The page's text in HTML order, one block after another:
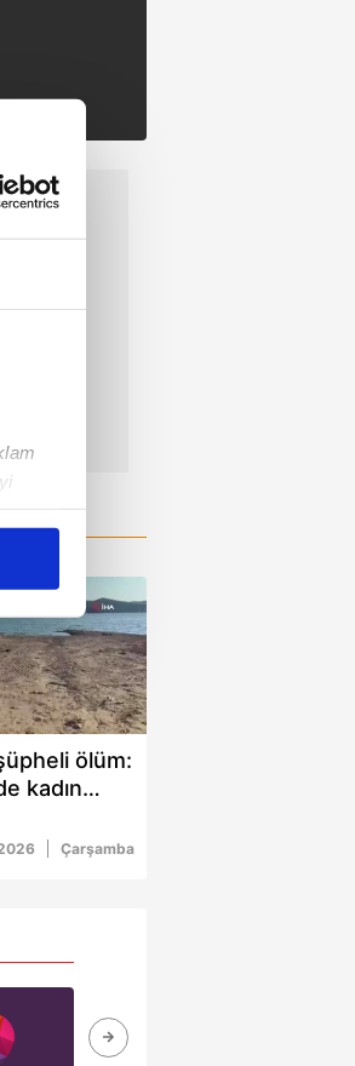
Bu
ölüm:
kadın
Çarşamba